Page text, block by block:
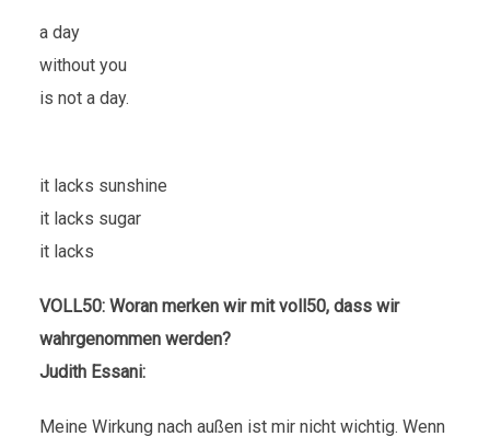
a day
without you
is not a day.
it lacks sunshine
it lacks sugar
it lacks
VOLL50: Woran merken wir mit voll50, dass wir
wahrgenommen werden?
Judith Essani:
Meine Wirkung nach außen ist mir nicht wichtig. Wenn